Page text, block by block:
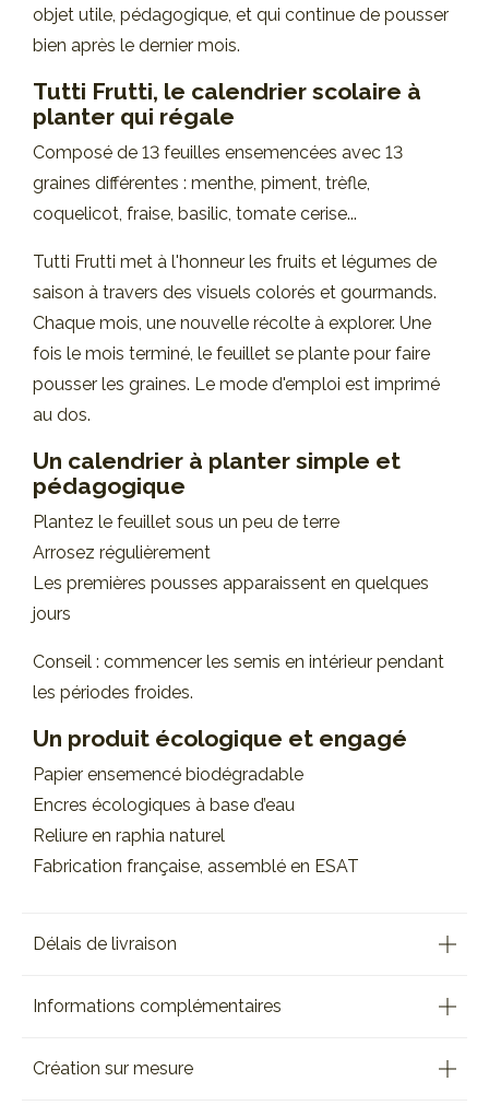
objet utile, pédagogique, et qui continue de pousser
bien après le dernier mois.
Tutti Frutti, le calendrier scolaire à
planter qui régale
Composé de 13 feuilles ensemencées avec 13
graines différentes : menthe, piment, trèfle,
coquelicot, fraise, basilic, tomate cerise...
Tutti Frutti met à l'honneur les fruits et légumes de
saison à travers des visuels colorés et gourmands.
Chaque mois, une nouvelle récolte à explorer. Une
fois le mois terminé, le feuillet se plante pour faire
pousser les graines. Le mode d'emploi est imprimé
au dos.
Un calendrier à planter simple et
pédagogique
Plantez le feuillet sous un peu de terre
Arrosez régulièrement
Les premières pousses apparaissent en quelques
jours
Conseil : commencer les semis en intérieur pendant
les périodes froides.
Un produit écologique et engagé
Papier ensemencé biodégradable
Encres écologiques à base d’eau
Reliure en raphia naturel
Fabrication française, assemblé en ESAT
Délais de livraison
Informations complémentaires
Création sur mesure